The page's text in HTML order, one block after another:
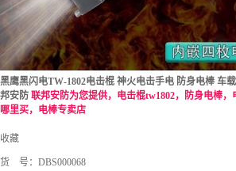
黑鹰黑闪电TW-1802电击棍 神火电击手电 防身电棒 车
邦安防 联邦安防为您提供，电击棍tw1802，防身电棒，
哪里买，电棒专卖店
收藏
货 号： DBS000068